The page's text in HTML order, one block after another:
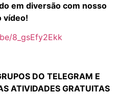
em diversão com nosso
vídeo!
8_gsEfy2Ekk
DO TELEGRAM E
ATIVIDADES GRATUITAS